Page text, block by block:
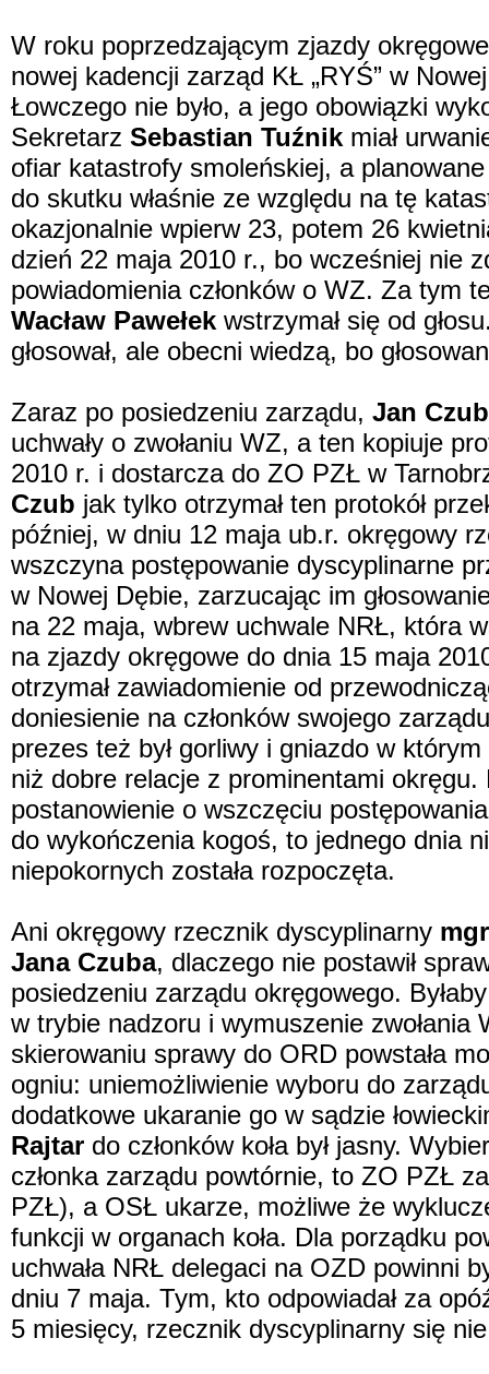
W roku poprzedzającym zjazdy
nowej kadencji zarząd KŁ „RYŚ” w
Łowczego nie było, a jego obowiązki
Sekretarz Sebastian Tuźnik miał
ofiar katastrofy smoleńskiej, a
do skutku właśnie ze względu na tę
okazjonalnie wpierw 23, potem 26
dzień 22 maja 2010 r., bo wcześniej nie
powiadomienia członków o WZ. Za tym
Wacław Pawełek wstrzymał się od
głosował, ale obecni wiedzą, bo
Zaraz po posiedzeniu zarządu, Jan Czub
uchwały o zwołaniu WZ, a ten kopiuje
2010 r. i dostarcza do ZO PZŁ w
Czub jak tylko otrzymał ten protokół
później, w dniu 12 maja ub.r. okręgowy
wszczyna postępowanie dyscyplinarne
w Nowej Dębie, zarzucając im
na 22 maja, wbrew uchwale NRŁ, która
na zjazdy okręgowe do dnia 15 maja
otrzymał zawiadomienie od
doniesienie na członków swojego
prezes też był gorliwy i gniazdo w
niż dobre relacje z prominentami
postanowienie o wszczęciu
do wykończenia kogoś, to jednego dnia
niepokornych została rozpoczęta.
Ani okręgowy rzecznik dyscyplinarny
Jana Czuba, dlaczego nie postawił
posiedzeniu zarządu okręgowego.
w trybie nadzoru i wymuszenie
skierowaniu sprawy do ORD powstała
ogniu: uniemożliwienie wyboru do
dodatkowe ukaranie go w sądzie
Rajtar do członków koła był jasny.
członka zarządu powtórnie, to ZO PZŁ
PZŁ), a OSŁ ukarze, możliwe że
funkcji w organach koła. Dla porządku
uchwała NRŁ delegaci na OZD powinni
dniu 7 maja. Tym, kto odpowiadał za
5 miesięcy, rzecznik dyscyplinarny się nie